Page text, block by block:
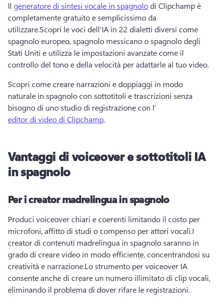
Il generatore di sintesi vocale in spagnolo di Clipchamp è
completamente gratuito e semplicissimo da
utilizzare.Scopri le voci dell'IA in 22 dialetti diversi come
spagnolo europeo, spagnolo messicano o spagnolo degli
Stati Uniti e utilizza le impostazioni avanzate come il
controllo del tono e della velocità per adattarle al tuo video.
Scopri come creare narrazioni e doppiaggi in modo
naturale in spagnolo con sottotitoli e trascrizioni senza
bisogno di uno studio di registrazione con l'
editor di video di Clipchamp.
Vantaggi di voiceover e sottotitoli IA
in spagnolo
Per i creator madrelingua in spagnolo
Produci voiceover chiari e coerenti limitando il costo per
microfoni, affitto di studi o compenso per attori vocali.I
creator di contenuti madrelingua in spagnolo saranno in
grado di creare video in modo efficiente, concentrandosi su
creatività e narrazione.Lo strumento per voiceover IA
consente anche di creare un numero illimitato di clip vocali,
eliminando il problema di dover rifare le registrazioni.